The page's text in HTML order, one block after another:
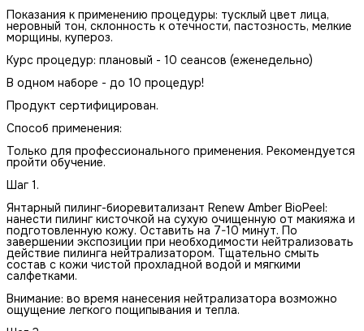
Показания к применению процедуры: тусклый цвет лица,
неровный тон, склонность к отечности, пастозность, мелкие
морщины, купероз.
Курс процедур: плановый - 10 сеансов (еженедельно)
В одном наборе - до 10 процедур!
Продукт сертифицирован.
Способ применения:
Только для профессионального применения. Рекомендуется
пройти обучение.
Шаг 1.
Янтарный пилинг-биоревитализант Renew Amber BioPeel:
нанести пилинг кисточкой на сухую очищенную от макияжа и
подготовленную кожу. Оставить на 7-10 минут. По
завершении экспозиции при необходимости нейтрализовать
действие пилинга нейтрализатором. Тщательно смыть
состав с кожи чистой прохладной водой и мягкими
салфетками.
Внимание: во время нанесения нейтрализатора возможно
ощущение легкого пощипывания и тепла.